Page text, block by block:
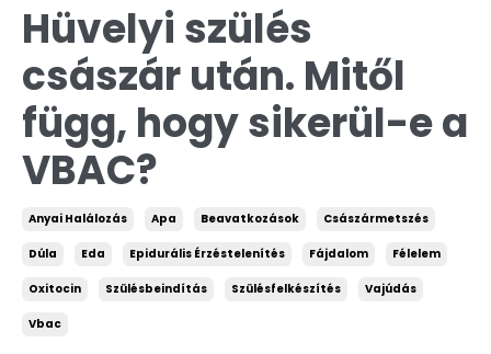
Hüvelyi szülés
császár után. Mitől
függ, hogy sikerül-e a
VBAC?
Anyai Halálozás Apa Beavatkozások Császármetszés
Dúla Eda Epidurális Érzéstelenítés Fájdalom Félelem
Oxitocin Szülésbeindítás Szülésfelkészítés Vajúdás
Vbac